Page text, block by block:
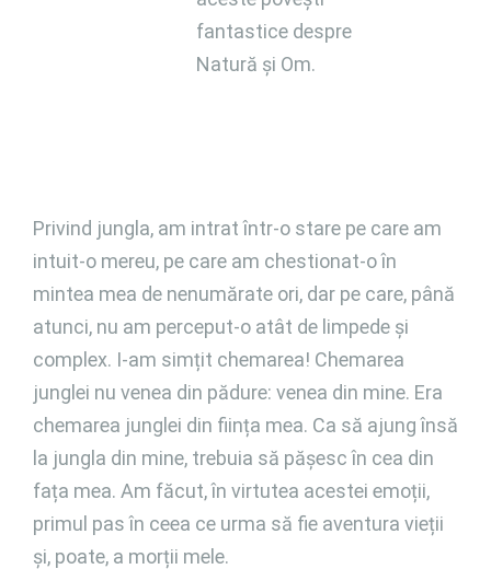
fantastice despre
Natură și Om.
Privind jungla, am intrat într-o stare pe care am
intuit-o mereu, pe care am chestionat-o în
mintea mea de nenumărate ori, dar pe care, până
atunci, nu am perceput-o atât de limpede și
complex. I-am simțit chemarea! Chemarea
junglei nu venea din pădure: venea din mine. Era
chemarea junglei din ființa mea. Ca să ajung însă
la jungla din mine, trebuia să pășesc în cea din
fața mea. Am făcut, în virtutea acestei emoții,
primul pas în ceea ce urma să fie aventura vieții
și, poate, a morții mele.